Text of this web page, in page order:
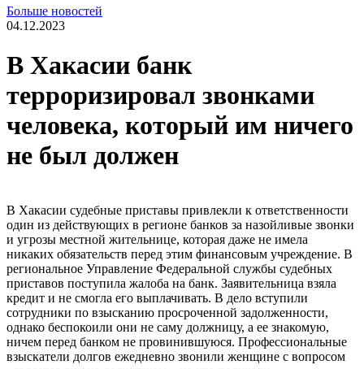
Больше новостей
04.12.2023
В Хакасии банк
терроризировал звонками
человека, который им ничего
не был должен
В Хакасии судебные приставы привлекли к ответственности
один из действующих в регионе банков за назойливые звонки
и угрозы местной жительнице, которая даже не имела
никаких обязательств перед этим финансовым учреждение. В
региональное Управление Федеральной службы судебных
приставов поступила жалоба на банк. Заявительница взяла
кредит и не смогла его выплачивать. В дело вступили
сотрудники по взысканию просроченной задолженности,
однако беспокоили они не саму должницу, а ее знакомую,
ничем перед банком не провинившуюся. Профессиональные
взыскатели долгов ежедневно звонили женщине с вопросом